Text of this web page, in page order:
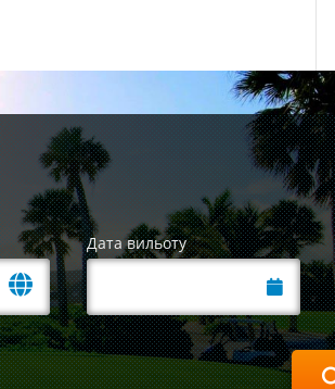
Дата вильоту